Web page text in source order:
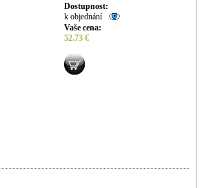
Dostupnost:
k objednání
Vaše cena:
52.73 €